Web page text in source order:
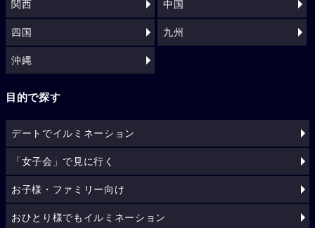
関西 中国
四国 九州
沖縄
目的で探す
デートでイルミネーション
「女子会」で見に行く
お子様・ファミリー向け
おひとり様でもイルミネーション